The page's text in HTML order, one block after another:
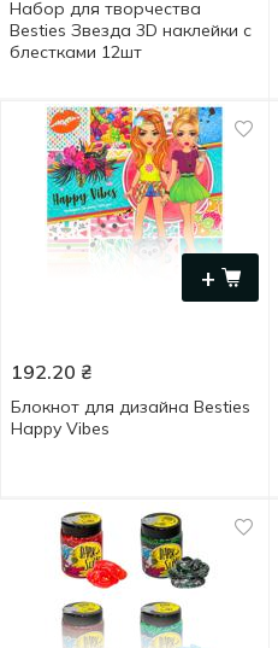
Набор для творчества
Besties Звезда 3D наклейки с
блестками 12шт
+
192.20 ₴
Блокнот для дизайна Besties
Happy Vibes